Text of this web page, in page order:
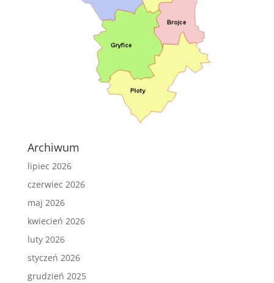
Archiwum
lipiec 2026
czerwiec 2026
maj 2026
kwiecień 2026
luty 2026
styczeń 2026
grudzień 2025